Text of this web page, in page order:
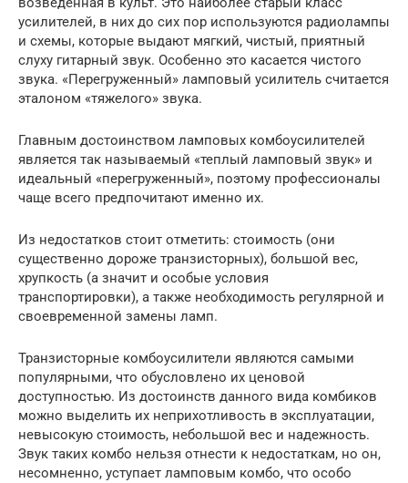
усилителей, в них до сих пор используются радиолампы
и схемы, которые выдают мягкий, чистый, приятный
слуху гитарный звук. Особенно это касается чистого
звука. «Перегруженный» ламповый усилитель считается
эталоном «тяжелого» звука.
Главным достоинством ламповых комбоусилителей
является так называемый «теплый ламповый звук» и
идеальный «перегруженный», поэтому профессионалы
чаще всего предпочитают именно их.
Из недостатков стоит отметить: стоимость (они
существенно дороже транзисторных), большой вес,
хрупкость (а значит и особые условия
транспортировки), а также необходимость регулярной и
своевременной замены ламп.
Транзисторные комбоусилители являются самыми
популярными, что обусловлено их ценовой
доступностью. Из достоинств данного вида комбиков
можно выделить их неприхотливость в эксплуатации,
невысокую стоимость, небольшой вес и надежность.
Звук таких комбо нельзя отнести к недостаткам, но он,
несомненно, уступает ламповым комбо, что особо